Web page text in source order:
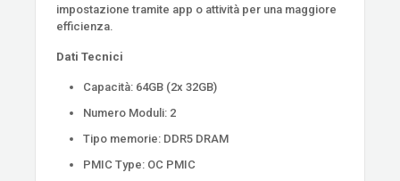
impostazione tramite app o attività per una maggiore
efficienza.
Dati Tecnici
Capacità: 64GB (2x 32GB)
Numero Moduli: 2
Tipo memorie: DDR5 DRAM
PMIC Type: OC PMIC